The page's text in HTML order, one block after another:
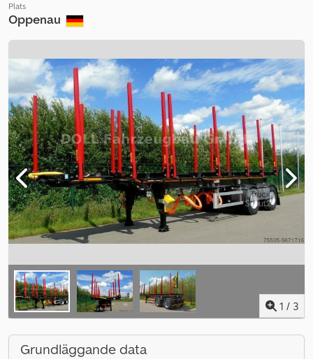
Plats
Oppenau
1 / 3
Grundläggande data